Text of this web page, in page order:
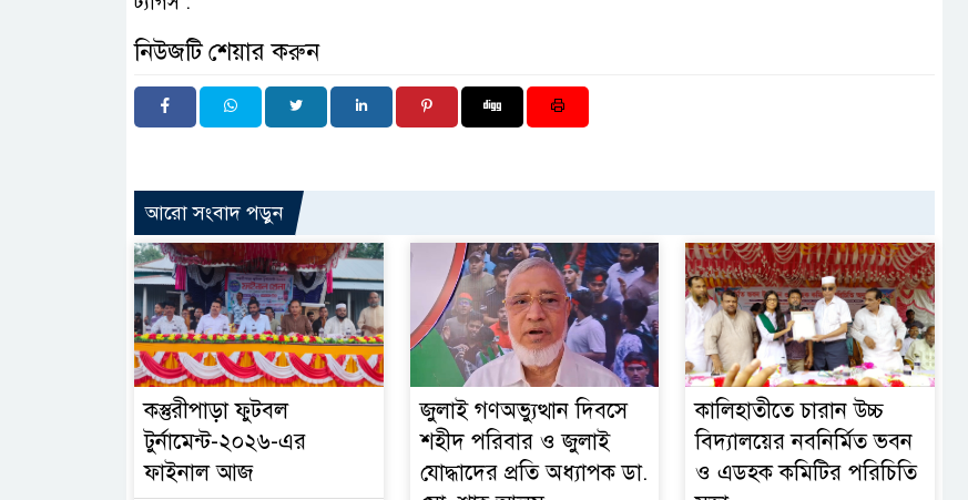
নিউজটি শেয়ার করুন
আরো সংবাদ পড়ুন
কস্তুরীপাড়া ফুটবল
টুর্নামেন্ট-২০২৬-এর
ফাইনাল আজ
জুলাই গণঅভ্যুত্থান দিবসে
শহীদ পরিবার ও জুলাই
যোদ্ধাদের প্রতি অধ্যাপক ডা.
কালিহাতীতে চারান উচ্চ
বিদ্যালয়ের নবনির্মিত ভবন
ও এডহক কমিটির পরিচিতি